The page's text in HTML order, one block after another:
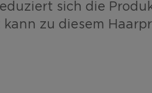
sich die
zu diesem